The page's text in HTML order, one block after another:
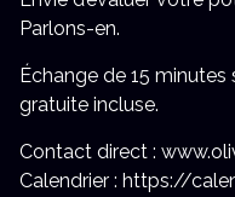
Parlons-en.
Échange de 15
gratuite incluse.
Contact direct :
Calendrier : https://